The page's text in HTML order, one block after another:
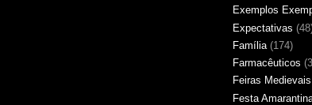
Exemplos
Expectativas
Família (174)
Farmacêuticos
Feiras Medievais
Festa